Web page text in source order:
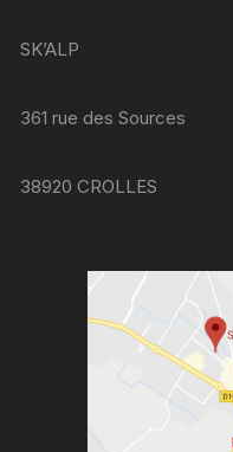
SK’ALP
361 rue des Sources
38920 CROLLES